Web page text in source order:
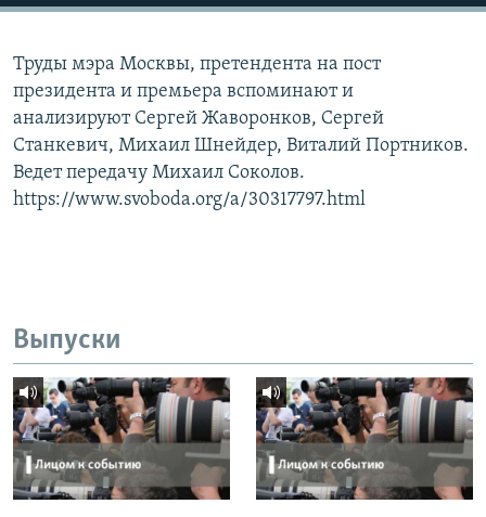
Труды мэра Москвы, претендента на пост
президента и премьера вспоминают и
анализируют Сергей Жаворонков, Сергей
Станкевич, Михаил Шнейдер, Виталий Портников.
Ведет передачу Михаил Соколов.
https://www.svoboda.org/a/30317797.html
Выпуски